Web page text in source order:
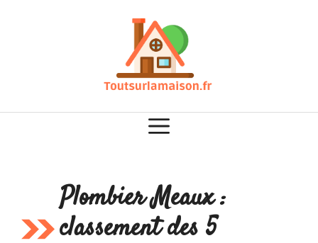
Plombier Meaux :
classement des 5